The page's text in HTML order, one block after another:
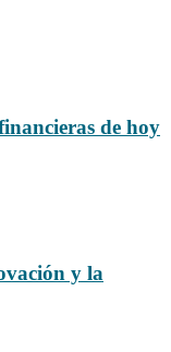
de hoy
y la